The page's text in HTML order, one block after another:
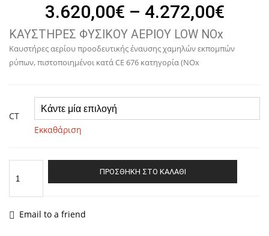
3.620,00€ – 4.272,00€Price
ΚΑΥΣΤΗΡΕΣ ΦΥΣΙΚΟΥ ΑΕΡΙΟΥ LOW NOx
Kαυστήρες αερίου προοδευτικής έναυσης χαμηλών εκπομπών
ρύπων, πιστοποιημένοι κατά CE 676 κατηγορία (NOx
CT
Εκκαθάριση
ΦΥΣΙΚΟΥ
GAS
XP
60
ΠΡΟΣΘΉΚΗ ΣΤΟ ΚΑΛΆΘΙ
Email to a friend